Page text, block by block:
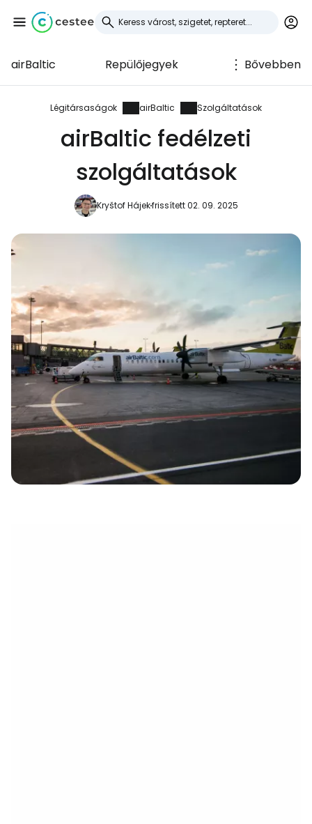
airBaltic Repülőjegyek Bővebben
Légitársaságok airBaltic Szolgáltatások
airBaltic fedélzeti
szolgáltatások
Kryštof Hájekfrissített 02. 09. 2025
Bejelentkezés a
Cestee-be
... az utazási közösség világszerte
Folytatás a Google-lal
Folytassa e-mailben